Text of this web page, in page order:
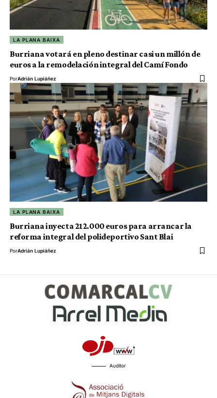
LA PLANA BAIXA
Burriana votará en pleno destinar casi un millón de
euros a la remodelación integral del Camí Fondo
PorAdrián Lupiáñez
LA PLANA BAIXA
Burriana inyecta 212.000 euros para arrancar la
reforma integral del polideportivo Sant Blai
PorAdrián Lupiáñez
Auditor